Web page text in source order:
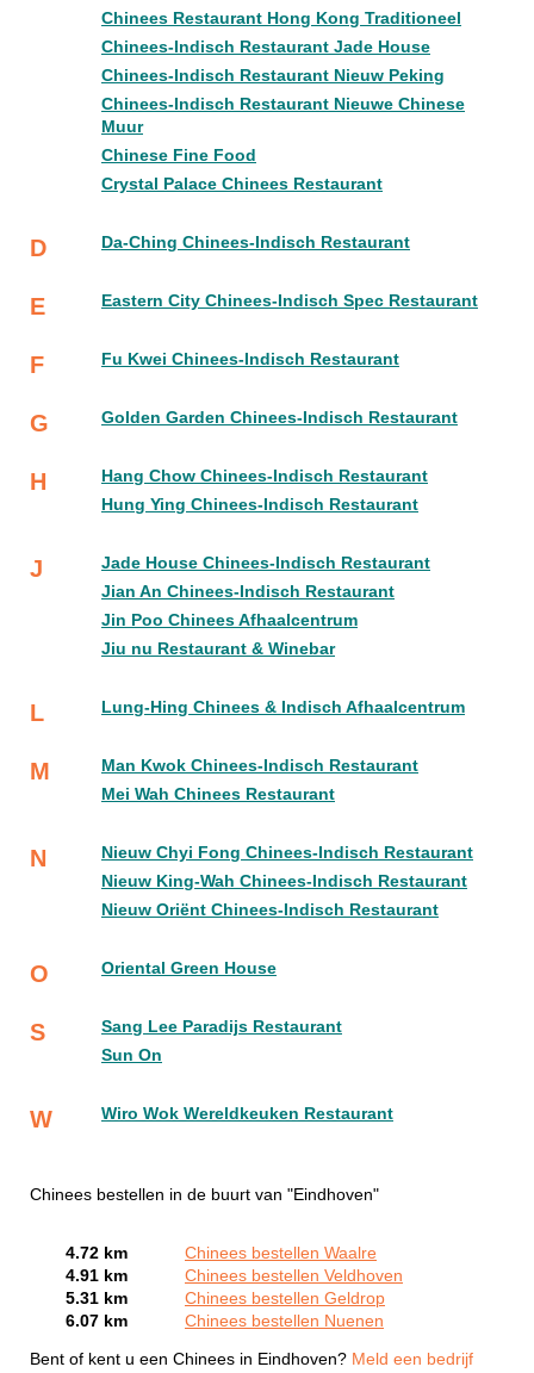
Chinees Restaurant Hong Kong Traditioneel
Chinees-Indisch Restaurant Jade House
Chinees-Indisch Restaurant Nieuw Peking
Chinees-Indisch Restaurant Nieuwe Chinese
Muur
Chinese Fine Food
Crystal Palace Chinees Restaurant
D Da-Ching Chinees-Indisch Restaurant
E Eastern City Chinees-Indisch Spec Restaurant
F Fu Kwei Chinees-Indisch Restaurant
G Golden Garden Chinees-Indisch Restaurant
H
Hang Chow Chinees-Indisch Restaurant
Hung Ying Chinees-Indisch Restaurant
J
Jade House Chinees-Indisch Restaurant
Jian An Chinees-Indisch Restaurant
Jin Poo Chinees Afhaalcentrum
Jiu nu Restaurant & Winebar
L Lung-Hing Chinees & Indisch Afhaalcentrum
M
Man Kwok Chinees-Indisch Restaurant
Mei Wah Chinees Restaurant
N
Nieuw Chyi Fong Chinees-Indisch Restaurant
Nieuw King-Wah Chinees-Indisch Restaurant
Nieuw Oriënt Chinees-Indisch Restaurant
O Oriental Green House
S
Sang Lee Paradijs Restaurant
Sun On
W Wiro Wok Wereldkeuken Restaurant
Chinees bestellen in de buurt van "Eindhoven"
4.72 km
Chinees bestellen Waalre
4.91 km
Chinees bestellen Veldhoven
5.31 km
Chinees bestellen Geldrop
6.07 km
Chinees bestellen Nuenen
Bent of kent u een Chinees in Eindhoven? Meld een bedrijf